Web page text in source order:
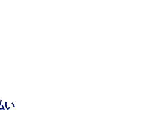
い